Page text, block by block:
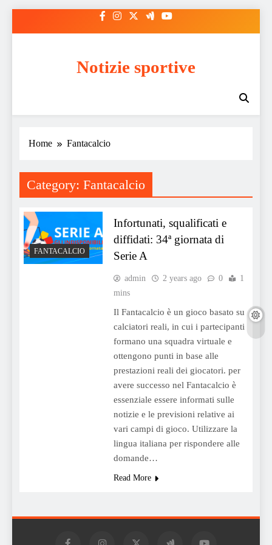
Notizie sportive
Home Fantacalcio
Category: Fantacalcio
FANTACALCIO
Infortunati, squalificati e
diffidati: 34ª giornata di
Serie A
admin 2 years ago 0
1
mins
Il Fantacalcio è un gioco basato su
calciatori reali, in cui i partecipanti
formano una squadra virtuale e
ottengono punti in base alle
prestazioni reali dei giocatori. per
avere successo nel Fantacalcio è
essenziale essere informati sulle
notizie e le previsioni relative ai
vari campi di gioco. Utilizzare la
lingua italiana per rispondere alle
domande…
Read More